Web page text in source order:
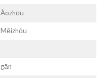
Àozhōu
Měizhōu
gān